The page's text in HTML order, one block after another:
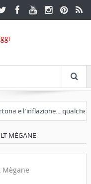
e l’inflazione… qualche
MÈGANE